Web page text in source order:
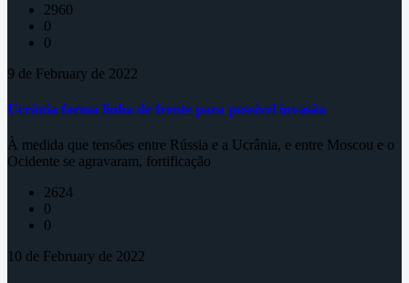
2960
0
0
9 de February de 2022
Ucrânia forma linha de frente para possível invasão
À medida que tensões entre Rússia e a Ucrânia, e entre Moscou e o
Ocidente se agravaram, fortificação
2624
0
0
10 de February de 2022